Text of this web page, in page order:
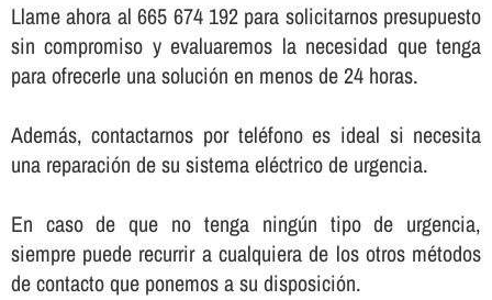
Llame ahora al 665 674 192 para solicitarnos presupuesto
sin compromiso y evaluaremos la necesidad que tenga
para ofrecerle una solución en menos de 24 horas.
Además, contactarnos por teléfono es ideal si necesita
una reparación de su sistema eléctrico de urgencia.
En caso de que no tenga ningún tipo de urgencia,
siempre puede recurrir a cualquiera de los otros métodos
de contacto que ponemos a su disposición.